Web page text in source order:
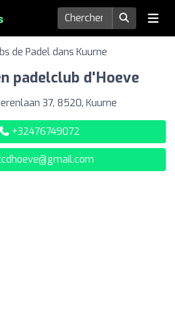
de Padel dans Kuurne
padelclub d'Hoeve
37, 8520, Kuurne
+32476749072